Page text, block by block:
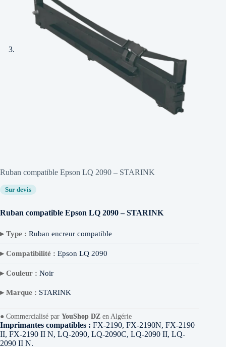
Ruban compatible Epson LQ 2090 – STARINK
Sur devis
Ruban compatible Epson LQ 2090 – STARINK
▸ Type : Ruban encreur compatible
▸ Compatibilité : Epson LQ 2090
▸ Couleur : Noir
▸ Marque : STARINK
● Commercialisé par YouShop DZ en Algérie
Imprimantes compatibles : FX-2190, FX-2190N, FX-2190
II, FX-2190 II N, LQ-2090, LQ-2090C, LQ-2090 II, LQ-
2090 II N.